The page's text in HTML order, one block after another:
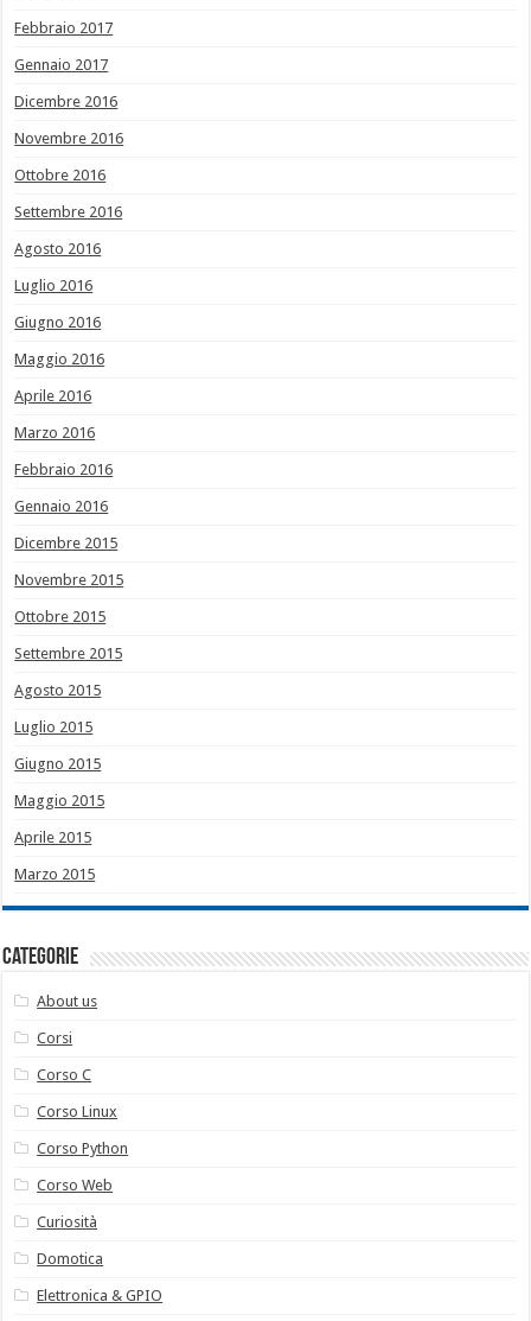
Febbraio 2017
Gennaio 2017
Dicembre 2016
Novembre 2016
Ottobre 2016
Settembre 2016
Agosto 2016
Luglio 2016
Giugno 2016
Maggio 2016
Aprile 2016
Marzo 2016
Febbraio 2016
Gennaio 2016
Dicembre 2015
Novembre 2015
Ottobre 2015
Settembre 2015
Agosto 2015
Luglio 2015
Giugno 2015
Maggio 2015
Aprile 2015
Marzo 2015
Categorie
About us
Corsi
Corso C
Corso Linux
Corso Python
Corso Web
Curiosità
Domotica
Elettronica & GPIO